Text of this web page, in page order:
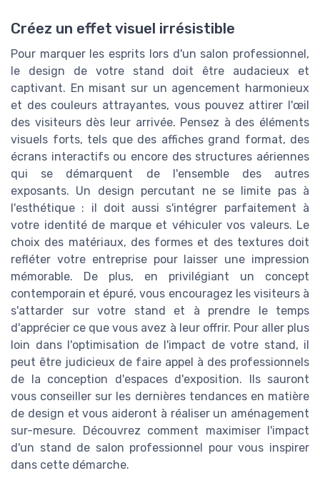
Créez un effet visuel irrésistible
Pour marquer les esprits lors d'un salon professionnel,
le design de votre stand doit être audacieux et
captivant. En misant sur un agencement harmonieux
et des couleurs attrayantes, vous pouvez attirer l'œil
des visiteurs dès leur arrivée. Pensez à des éléments
visuels forts, tels que des affiches grand format, des
écrans interactifs ou encore des structures aériennes
qui se démarquent de l'ensemble des autres
exposants. Un design percutant ne se limite pas à
l'esthétique : il doit aussi s'intégrer parfaitement à
votre identité de marque et véhiculer vos valeurs. Le
choix des matériaux, des formes et des textures doit
refléter votre entreprise pour laisser une impression
mémorable. De plus, en privilégiant un concept
contemporain et épuré, vous encouragez les visiteurs à
s'attarder sur votre stand et à prendre le temps
d'apprécier ce que vous avez à leur offrir. Pour aller plus
loin dans l'optimisation de l'impact de votre stand, il
peut être judicieux de faire appel à des professionnels
de la conception d'espaces d'exposition. Ils sauront
vous conseiller sur les dernières tendances en matière
de design et vous aideront à réaliser un aménagement
sur-mesure. Découvrez comment maximiser l'impact
d'un stand de salon professionnel pour vous inspirer
dans cette démarche.